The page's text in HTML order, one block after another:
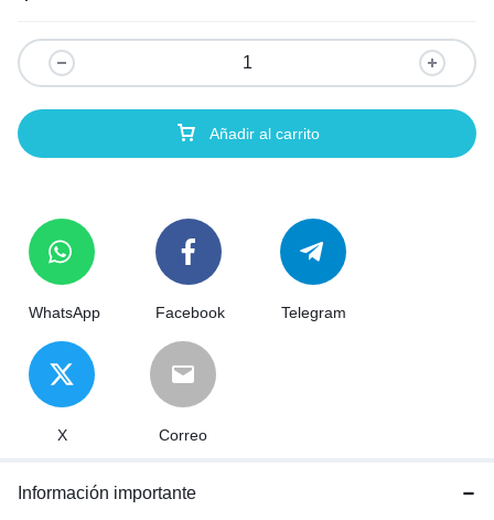
Añadir al carrito
WhatsApp Facebook Telegram
X Correo
Información importante